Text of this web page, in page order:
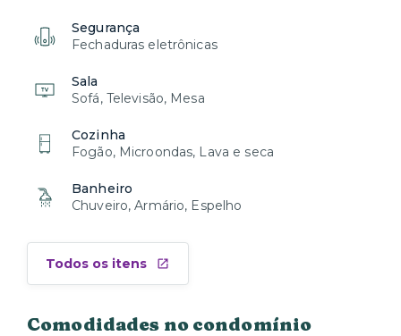
Segurança
Fechaduras eletrônicas
Sala
Sofá, Televisão, Mesa
Cozinha
Fogão, Microondas, Lava e seca
Banheiro
Chuveiro, Armário, Espelho
Todos os itens
Comodidades no condomínio